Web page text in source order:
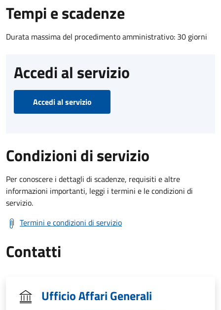
Tempi e scadenze
Durata massima del procedimento amministrativo: 30 giorni
Accedi al servizio
Accedi al servizio
Condizioni di servizio
Per conoscere i dettagli di scadenze, requisiti e altre
informazioni importanti, leggi i termini e le condizioni di
servizio.
Termini e condizioni di servizio
Contatti
Ufficio Affari Generali